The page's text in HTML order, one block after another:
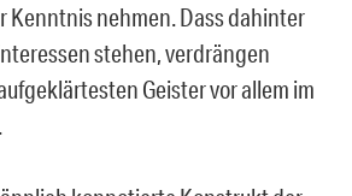
Kenntnis nehmen. Dass dahinter
stehen, verdrängen
Geister vor allem im